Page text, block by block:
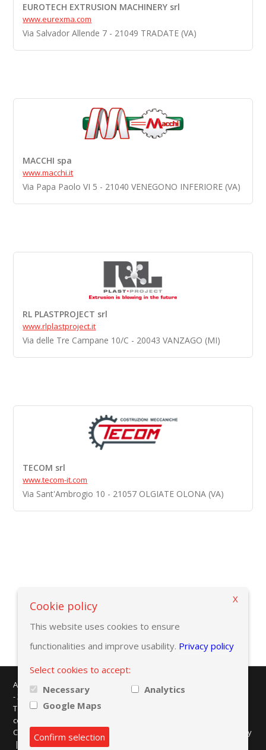
EUROTECH EXTRUSION MACHINERY srl
www.eurexma.com
Via Salvador Allende 7 - 21049 TRADATE (VA)
MACCHI spa
www.macchi.it
Via Papa Paolo VI 5 - 21040 VENEGONO INFERIORE (VA)
RL PLASTPROJECT srl
www.rlplastproject.it
Via delle Tre Campane 10/C - 20043 VANZAGO (MI)
TECOM srl
www.tecom-it.com
Via Sant'Ambrogio 10 - 21057 OLGIATE OLONA (VA)
AMAPLAST - Centro Direzionale Milanofiori - Strada 1 - Palazzo F/3
- 20057 Assago (MI)
Tel. +39 02 8228371 - e-mail:
codice fiscale: 80134430158 - PEC:
Copyright © 2026 Promaplast srl. All rights reserved.
Privacy policy
|
Cookies preferences
Cookie policy
This website uses cookies to ensure
functionalities and improve usability. Privacy policy
Select cookies to accept:
Necessary
Analytics
Google Maps
Confirm selection
X